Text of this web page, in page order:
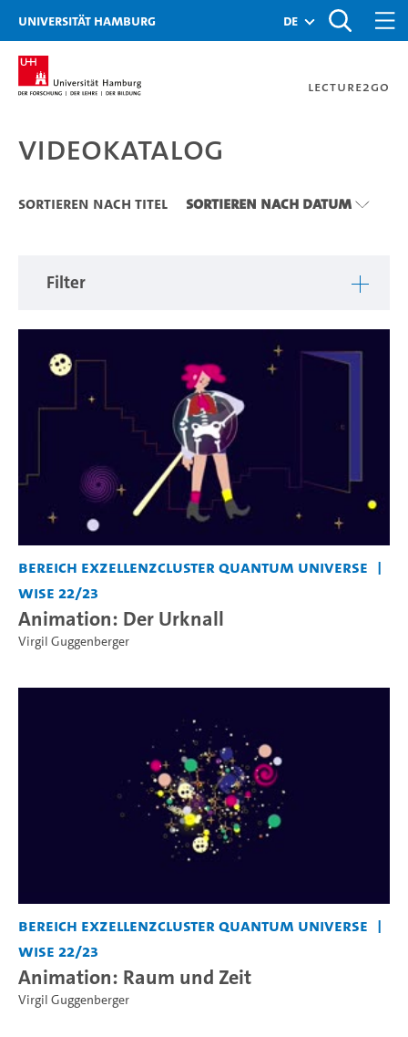
Zu den Filtern
Zur Metanavigation
Zur Hauptnavigation
Zur Suche
Zum Inhalt
Zum Seitenfuss
Universität Hamburg de
Lecture2Go
Videokatalog
Videokatalog
Sortieren nach Titel Sortieren nach Datum
Filter
Bereich Exzellenzcluster Quantum Universe
WiSe 22/23
Animation: Der Urknall
Virgil Guggenberger
Bereich Exzellenzcluster Quantum Universe
WiSe 22/23
Animation: Raum und Zeit
Virgil Guggenberger